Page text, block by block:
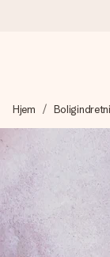
Vi laver din
4,7
Vores gaver
Hjem